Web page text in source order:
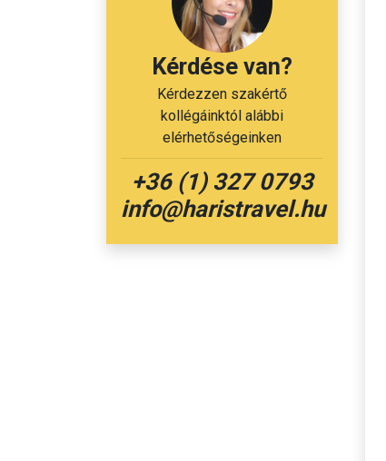
Kérdése van?
Kérdezzen szakértő
kollégáinktól alábbi
elérhetőségeinken
+36 (1) 327 0793
info@haristravel.hu